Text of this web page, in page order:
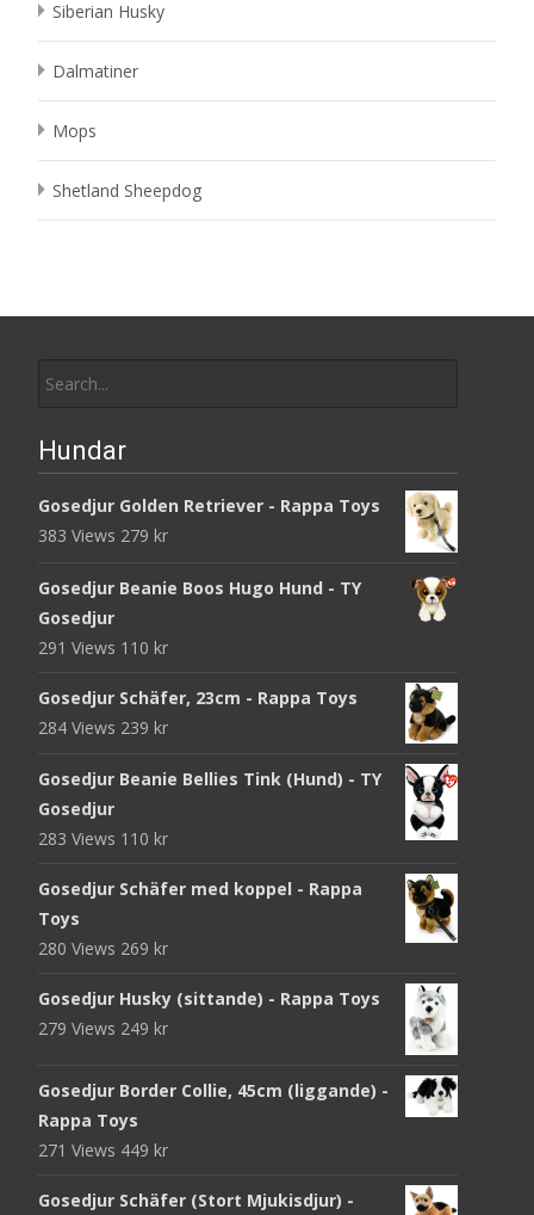
Siberian Husky
Dalmatiner
Mops
Shetland Sheepdog
for:
Hundar
Gosedjur Golden Retriever - Rappa Toys
383 Views 279 kr
Gosedjur Beanie Boos Hugo Hund - TY
Gosedjur
291 Views 110 kr
Gosedjur Schäfer, 23cm - Rappa Toys
284 Views 239 kr
Gosedjur Beanie Bellies Tink (Hund) - TY
Gosedjur
283 Views 110 kr
Gosedjur Schäfer med koppel - Rappa
Toys
280 Views 269 kr
Gosedjur Husky (sittande) - Rappa Toys
279 Views 249 kr
Gosedjur Border Collie, 45cm (liggande) -
Rappa Toys
271 Views 449 kr
Gosedjur Schäfer (Stort Mjukisdjur) -